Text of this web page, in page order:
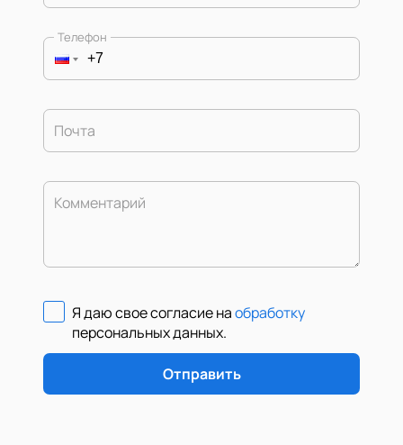
Телефон
Почта
Комментарий
Я даю свое согласие наобработку
персональных данных.
Отправить